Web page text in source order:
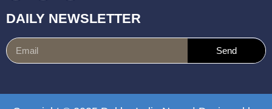
DAILY NEWSLETTER
Send